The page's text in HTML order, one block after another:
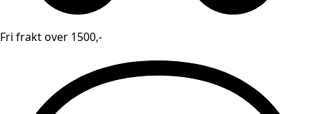
Fri frakt over 1500,-